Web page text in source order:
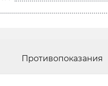
Противопоказания